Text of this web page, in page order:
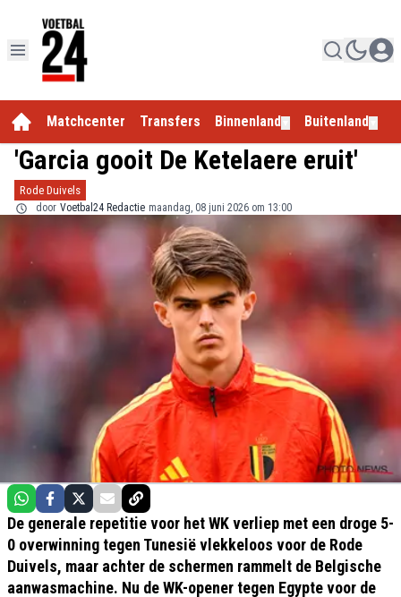
Matchcenter Transfers Binnenland Buitenland
'Garcia gooit De Ketelaere eruit'
Rode Duivels
door Voetbal24 Redactie maandag, 08 juni 2026 om 13:00
De generale repetitie voor het WK verliep met een droge 5-
0 overwinning tegen Tunesië vlekkeloos voor de Rode
Duivels, maar achter de schermen rammelt de Belgische
aanwasmachine. Nu de WK-opener tegen Egypte voor de